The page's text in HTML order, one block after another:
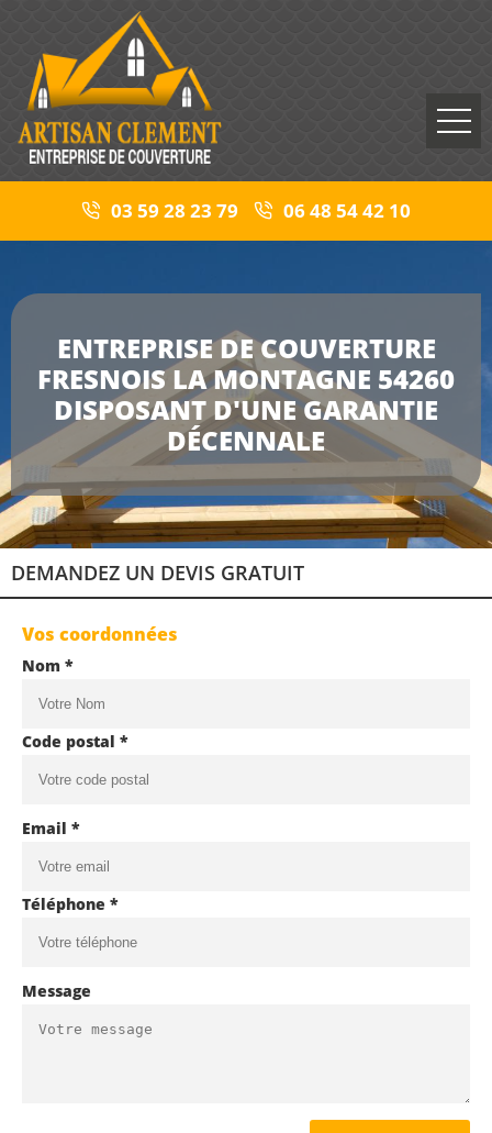
03 59 28 23 79 06 48 54 42 10
ENTREPRISE DE COUVERTURE
FRESNOIS LA MONTAGNE 54260
DISPOSANT D'UNE GARANTIE
DÉCENNALE
DEMANDEZ UN DEVIS GRATUIT
Vos coordonnées
Nom *
Code postal *
Email *
Téléphone *
Message